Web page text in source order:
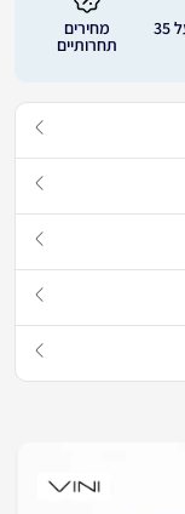
מחירים
תחרותיים
ניסיון ומקצועיות מעל 35